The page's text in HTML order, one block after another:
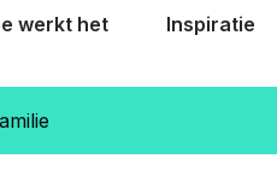
werkt het Inspiratie